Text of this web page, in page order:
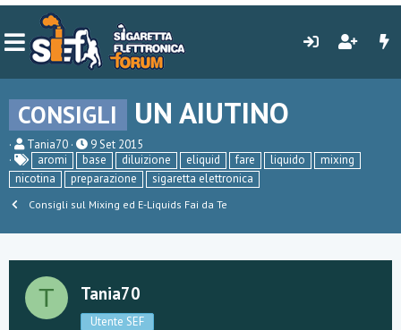
CONSIGLI UN AIUTINO
C
r
e
a
D
s
c
u
Tania70
D
a
t
a
d
i
i
o
9 Set 2015
aromi
base diluizione eliquid fare liquido
mixing
nicotina
preparazione sigaretta elettronica
Consigli sul Mixing ed E-Liquids Fai da Te
T Tania70
Utente SEF